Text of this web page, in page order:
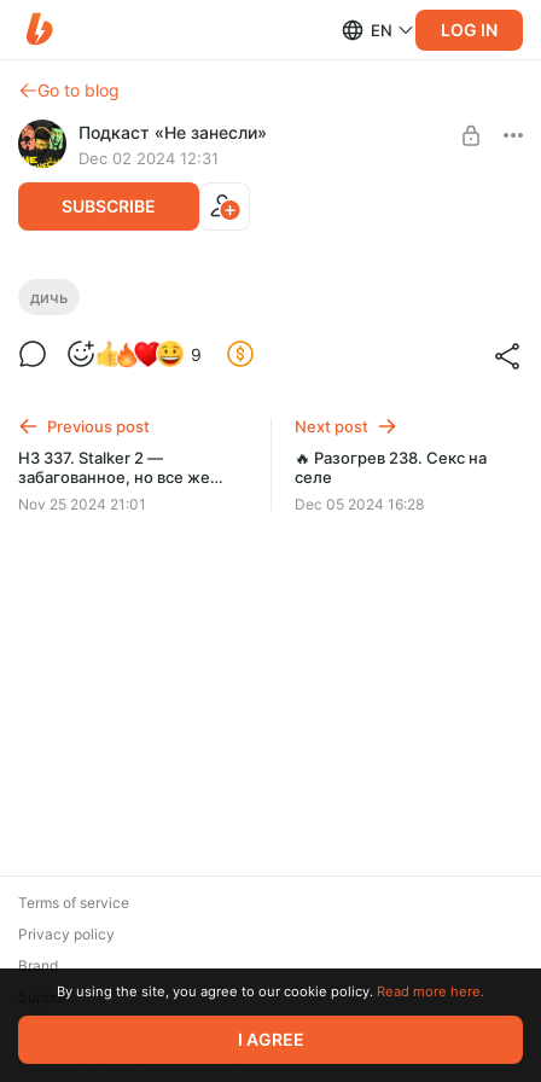
EN LOG IN
Go to blog
Подкаст «Не занесли»
Dec 02 2024 12:31
SUBSCRIBE
💩 Дичь 9 — Вудсток: Песнь говна и
Вы наверняка ничего не знаете об ужасах, которые
Подкасты «Дичь» и «Финка»
дичь
9
Previous post
НЗ 337. Stalker 2 —
забагованное, но все же
триумфальное возвращение
в Зону: разбираем
Nov 25 2024 21:01
Next post
🔥 Разогрев 238. Секс на
селе
Dec 05 2024 16:28
© 2026 Zaya Solutions Limited. All rights reserved. All trademarks
are the property of their respective owners.
Terms of service
Privacy policy
Brand
SupportBy using the site, you agree to our cookie policy. Read more here.
I AGREE